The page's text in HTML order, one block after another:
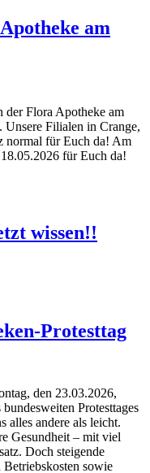
am
der Flora Apotheke am
Filialen in Crange,
normal für Euch da! Am
für Euch da!
wissen!!
Protesttag
den 23.03.2026,
Protesttages
alles andere als leicht.
Gesundheit – mit viel
Doch steigende
sowie